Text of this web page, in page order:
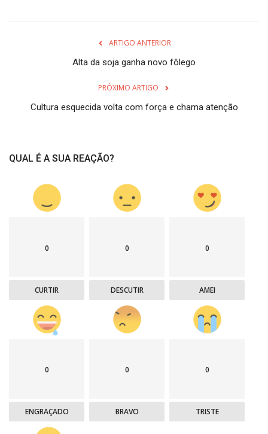
ARTIGO ANTERIOR
Alta da soja ganha novo fôlego
PRÓXIMO ARTIGO
Cultura esquecida volta com força e chama atenção
QUAL É A SUA REAÇÃO?
0
CURTIR
0
DESCUTIR
0
AMEI
0
ENGRAÇADO
0
BRAVO
0
TRISTE